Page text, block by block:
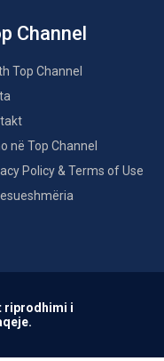
Channel
Top Channel
në Top Channel
Policy & Terms of Use
riprodhimi i